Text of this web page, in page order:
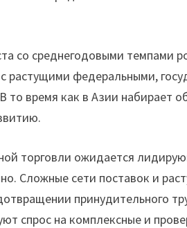
со среднегодовыми темпами
растущими федеральными,
то время как в Азии набирает
торговли ожидается
Сложные сети поставок и
принудительного
спрос на комплексные и